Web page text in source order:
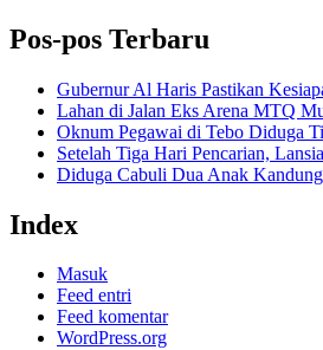
Pos-pos Terbaru
Gubernur Al Haris Pastikan
Lahan di Jalan Eks Arena MTQ
Oknum Pegawai di Tebo Diduga
Setelah Tiga Hari Pencarian,
Diduga Cabuli Dua Anak
Index
Masuk
Feed entri
Feed komentar
WordPress.org